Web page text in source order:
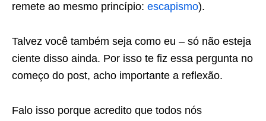
remete ao mesmo princípio: escapismo).
Talvez você também seja como eu – só não esteja
ciente disso ainda. Por isso te fiz essa pergunta no
começo do post, acho importante a reflexão.
Falo isso porque acredito que todos nós